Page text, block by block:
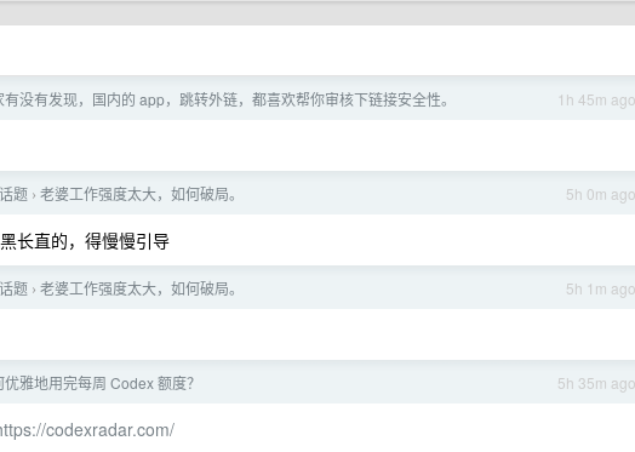
1h 45m ago
有没有发现，国内的 app，跳转外链，都喜欢帮你审核下链接安全性。
5h 0m ago
题 › 老婆工作强度太大，如何破局。
长直的，得慢慢引导
5h 1m ago
题 › 老婆工作强度太大，如何破局。
5h 35m ago
优雅地用完每周 Codex 额度？
codexradar.com/